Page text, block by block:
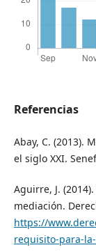
Referencias
Abay, C. (2013).
el siglo XXI.
Aguirre, J.
mediación.
https://
requisito-para-